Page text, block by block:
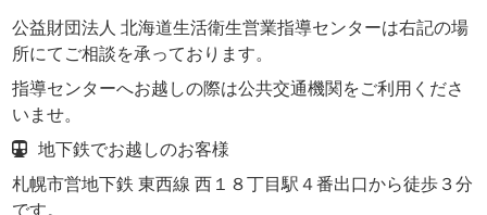
公益財団法人 北海道生活衛生営業指導センターは右記の場
所にてご相談を承っております。
指導センターへお越しの際は公共交通機関をご利用くださ
いませ。
地下鉄でお越しのお客様
札幌市営地下鉄 東西線 西１８丁目駅４番出口から徒歩３分
です。